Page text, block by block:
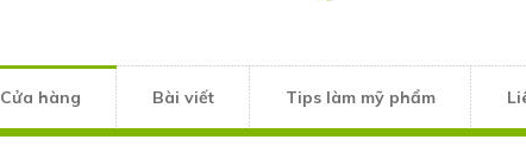
Cửa hàng Bài viết Tips làm mỹ phẩm